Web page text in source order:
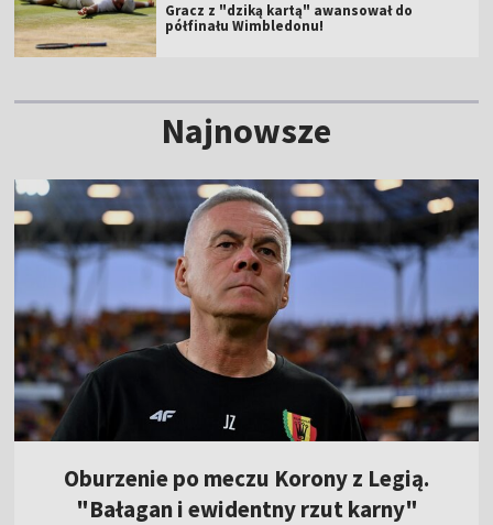
Gracz z "dziką kartą" awansował do
półfinału Wimbledonu!
Najnowsze
Oburzenie po meczu Korony z Legią.
"Bałagan i ewidentny rzut karny"